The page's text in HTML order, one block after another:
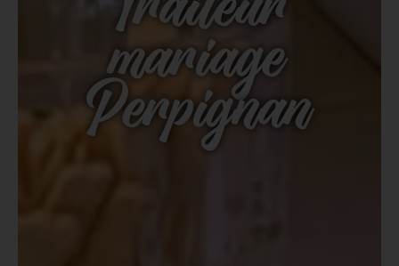
mariage
Perpignan